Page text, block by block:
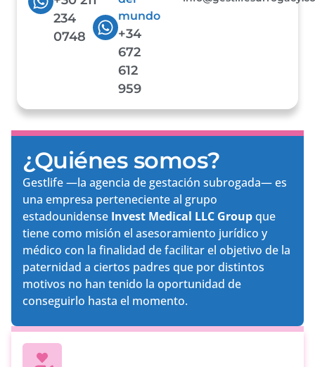
234
0748
mundo
+34
672
612
959
¿Quiénes somos?
Gestlife —la agencia de gestación subrogada— es
una empresa perteneciente al grupo
estadounidense Invest Medical LLC Groupque
tiene como misión el asesoramiento jurídico y
médico con la finalidad de facilitar el objetivo de la
paternidad a ciertos padres que por distintos
motivos no han tenido la oportunidad de
conseguirlo hasta el momento.